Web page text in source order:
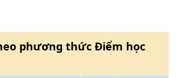
phương thức Điểm học